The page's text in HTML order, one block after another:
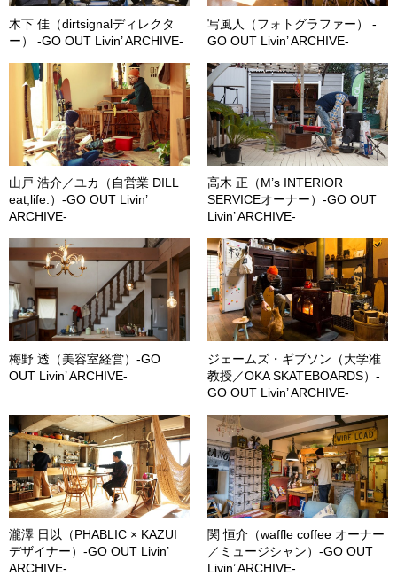
木下 佳（dirtsignalディレクタ
ー） -GO OUT Livin’ ARCHIVE-
写風人（フォトグラファー） -
GO OUT Livin’ ARCHIVE-
山戸 浩介／ユカ（自営業 DILL
eat,life.）-GO OUT Livin’
ARCHIVE-
高木 正（M’s INTERIOR
SERVICEオーナー）-GO OUT
Livin’ ARCHIVE-
梅野 透（美容室経営）-GO
OUT Livin’ ARCHIVE-
ジェームズ・ギブソン（大学准
教授／OKA SKATEBOARDS）-
GO OUT Livin’ ARCHIVE-
瀧澤 日以（PHABLIC × KAZUI
デザイナー）-GO OUT Livin’
ARCHIVE-
関 恒介（waffle coffee オーナー
／ミュージシャン）-GO OUT
Livin’ ARCHIVE-